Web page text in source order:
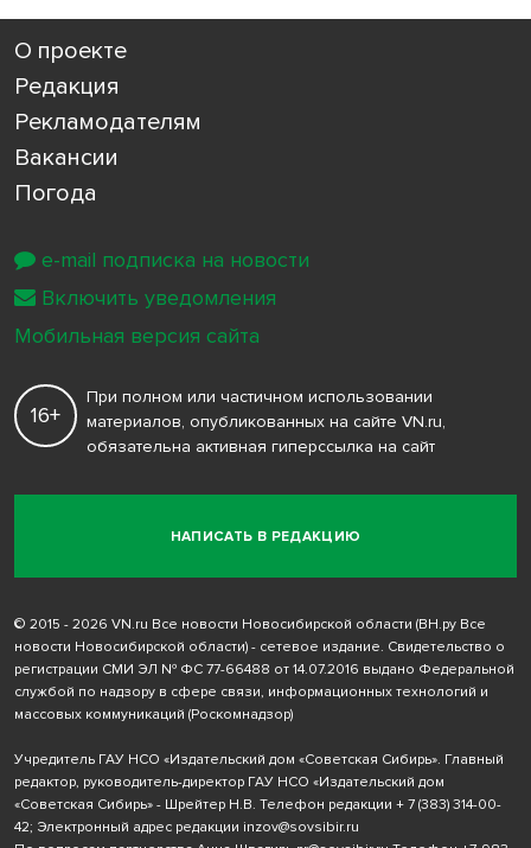
О проекте
Редакция
Рекламодателям
Вакансии
Погода
НАПИСАТЬ В РЕДАКЦИЮ
16+
При полном или частичном использовании
материалов, опубликованных на сайте VN.ru,
обязательна активная гиперссылка на сайт
© 2015 - 2026 VN.ru Все новости Новосибирской области (ВН.ру Все
новости Новосибирской области) - сетевое издание. Свидетельство о
регистрации СМИ ЭЛ № ФС 77-66488 от 14.07.2016 выдано Федеральной
службой по надзору в сфере связи, информационных технологий и
массовых коммуникаций (Роскомнадзор)
Учредитель ГАУ НСО «Издательский дом «Советская Сибирь». Главный
редактор, руководитель-директор ГАУ НСО «Издательский дом
«Советская Сибирь» - Шрейтер Н.В. Телефон редакции + 7 (383) 314-00-
42; Электронный адрес редакции inzov@sovsibir.ru
e-mail подписка на новости
Включить уведомления
Мобильная версия сайта